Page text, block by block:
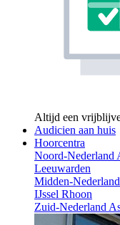
Altijd een
Audicien aan huis
Hoorcentra
Noord-Nederland
Leeuwarden
Midden-Nederland
IJssel Rhoon
Zuid-Nederland